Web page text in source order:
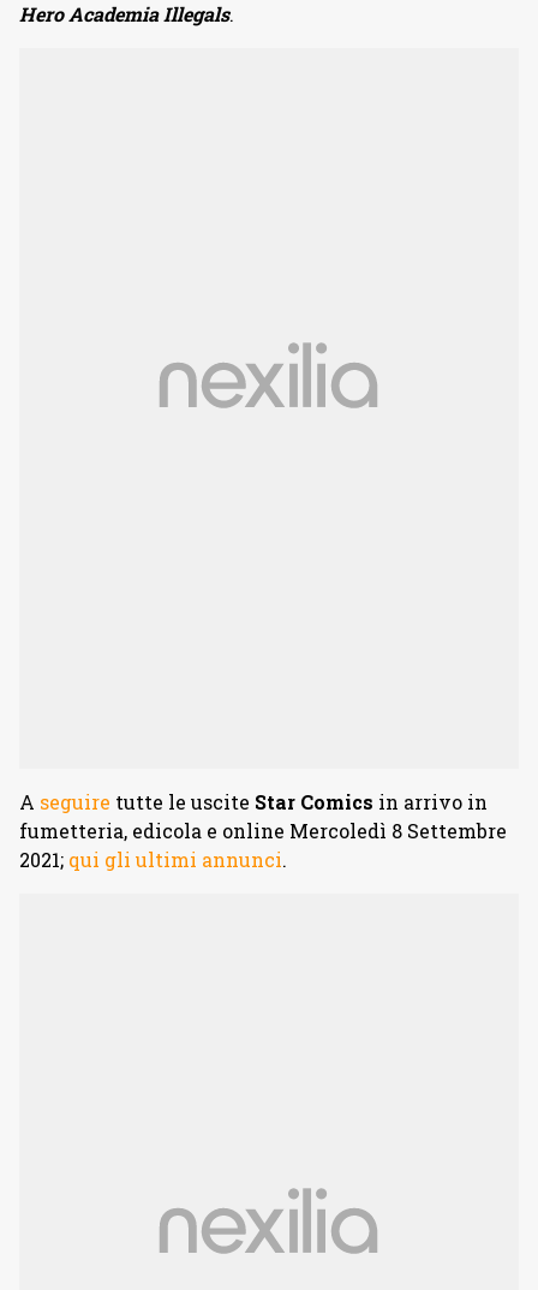
Hero Academia Illegals.
A seguire tutte le uscite Star Comics in arrivo in
fumetteria, edicola e online Mercoledì 8 Settembre
2021; qui gli ultimi annunci.